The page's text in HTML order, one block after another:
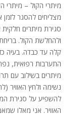
מיתרי הקול – מיתרי
מצליחים להסגר
סגירת מיתרים חלקית
ולהחלשת הקול.
קלה עד כבדה. בעיה
התערבות רפואית,
מיתרים בשילוב עם
נשימה ולחץ האוויר
להשפיע על סגירת
האוויר. אני מאלו